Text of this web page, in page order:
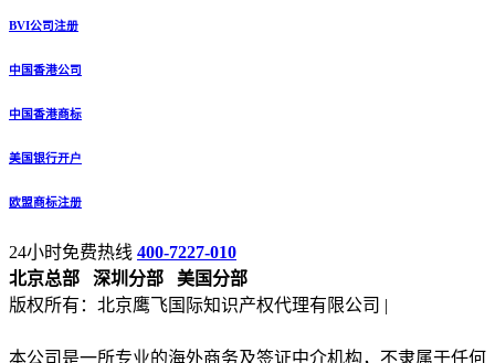
BVI公司注册
中国香港公司
中国香港商标
美国银行开户
欧盟商标注册
24小时免费热线 400-7227-010
北京总部 深圳分部 美国分部
版权所有：北京鹰飞国际知识产权代理有限公司 |
本公司是一所专业的海外商务及签证中介机构，不隶属于任何